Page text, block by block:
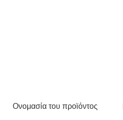
Ονομασία του προϊόντος